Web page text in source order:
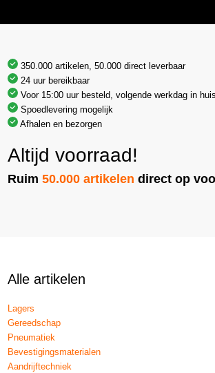
350.000 artikelen, 50.000 direct leverbaar
24 uur bereikbaar
Voor 15:00 uur besteld, volgende werkdag in huis
Spoedlevering mogelijk
Afhalen en bezorgen
Altijd voorraad!
Ruim50.000 artikelen direct op
Alle artikelen
Lagers
Gereedschap
Pneumatiek
Bevestigingsmaterialen
Aandrijftechniek